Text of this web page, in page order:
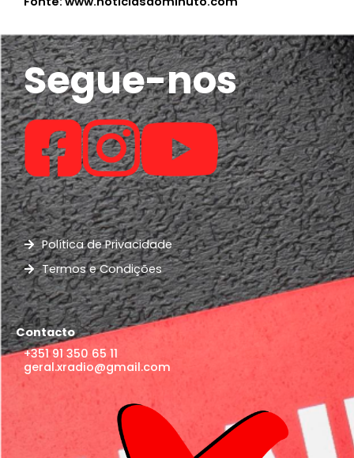
Segue-nos
Política de Privacidade
Termos e Condições
Contacto
+351 91 350 65 11
geral.xradio@gmail.com